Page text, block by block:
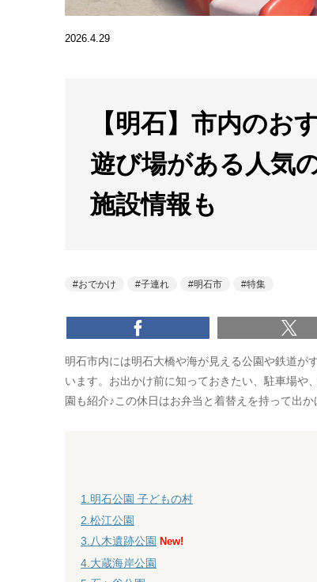
2026.4.29
【明石】市内のお
遊び場がある人気
施設情報も
おでかけ 子連れ 明石市 特集
明石市内には明石大橋や海が見える公園や鉄道が
います。お出かけ前に知っておきたい、駐車場や
園も紹介♪この休日はお弁当と着替えを持って出か
1.明石公園 子どもの村
2 松江公園
3.八木遺跡公園 New!
4.大蔵海岸公園